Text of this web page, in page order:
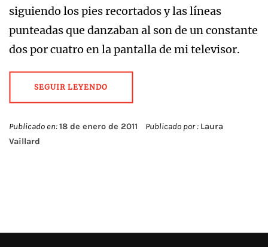
siguiendo los pies recortados y las líneas
punteadas que danzaban al son de un constante
dos por cuatro en la pantalla de mi televisor.
SEGUIR LEYENDO
Publicado en:18 de enero de 2011 Publicado por : Laura
Vaillard